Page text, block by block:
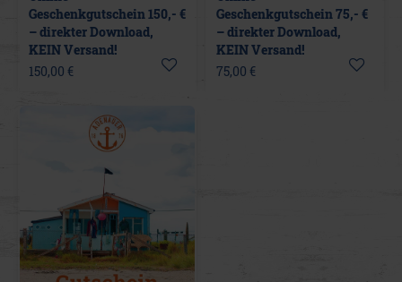
Geschenkgutschein 150,- €
– direkter Download,
KEIN Versand!
150,00 €
Geschenkgutschein 75,- €
– direkter Download,
KEIN Versand!
75,00 €